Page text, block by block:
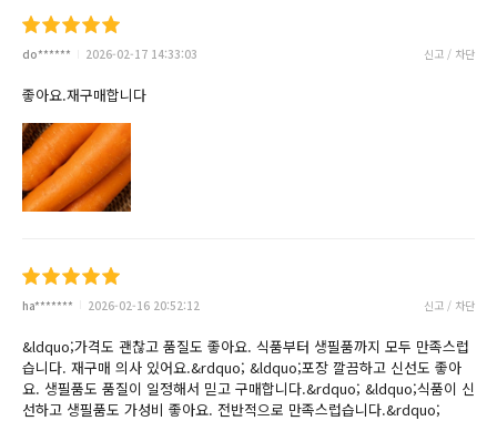
do****** 2026-02-17 14:33:03 신고 / 차단
좋아요.재구매합니다
ha******* 2026-02-16 20:52:12 신고 / 차단
&ldquo;가격도 괜찮고 품질도 좋아요. 식품부터 생필품까지 모두 만족스럽
습니다. 재구매 의사 있어요.&rdquo; &ldquo;포장 깔끔하고 신선도 좋아
요. 생필품도 품질이 일정해서 믿고 구매합니다.&rdquo; &ldquo;식품이 신
선하고 생필품도 가성비 좋아요. 전반적으로 만족스럽습니다.&rdquo;